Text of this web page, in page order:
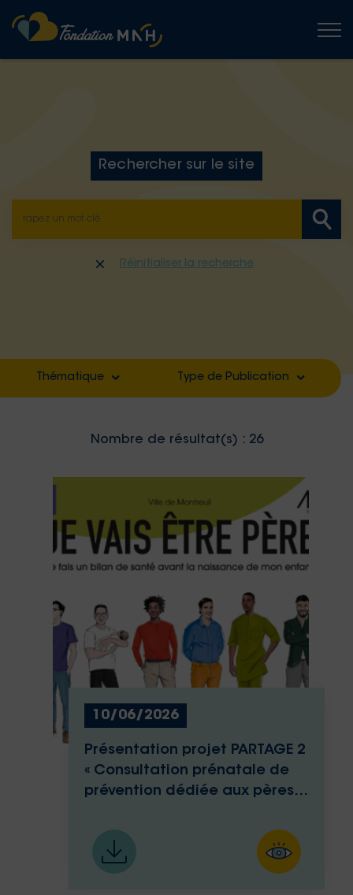
Rechercher sur le site
Réinitialiser la recherche
Thématique
Filter by
Filter by
Filter by
Type de Publication
Filter by
Filter by
Filter by
Filter by
Filter by
Filter by
Nombre de résultat(s) : 26
10/06/2026
Présentation projet PARTAGE 2
« Consultation prénatale de
prévention dédiée aux pères »